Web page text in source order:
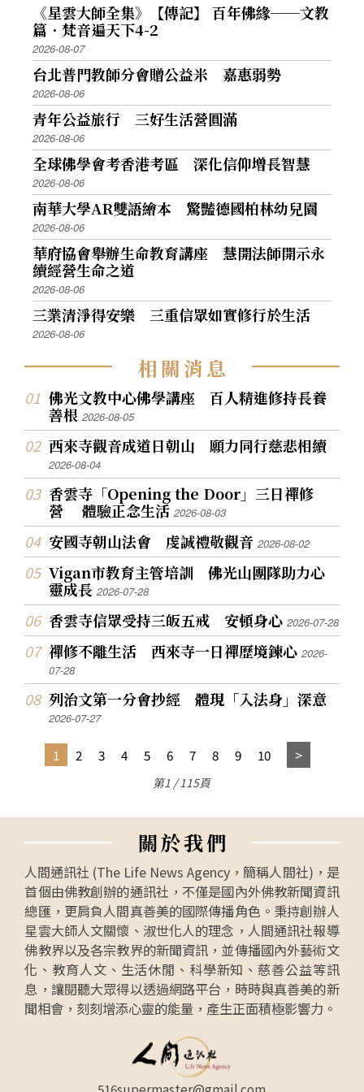
《星雲大師全集》【傳記】 百年佛緣──文教
篇．梵音遍天下4-2
2026-08-07
台北普門教師分會贈公益米 嘉惠弱勢
2026-08-06
青年公益旅行 三好生活營圓滿
2026-08-06
全球佛學會考香港考區 深化信仰增長智慧
2026-08-06
南華大學AR雙語繪本 驚豔德國柏林幼兒園
2026-08-06
華府協會舉辦生命教育講座 慧開法師開示永
續經營生命之道
2026-08-06
三業清淨得安樂 三重信眾如實修行於生活
2026-08-06
相關消息
佛光文教中心佛學講座 百人精進修持長養
善根2026-08-05
西來寺觀音成道日朝山 願力同行慈悲相續
2026-08-04
香雲寺「Opening the Door」三日禪修
營 體驗正念生活2026-08-03
安國寺朝山法會 虔誠禮敬觀音2026-08-02
Vigan市教育主管培訓 佛光山團隊助力心
靈成長2026-07-28
香雲寺信眾受持三皈五戒 安頓身心2026-07-28
禪修不離生活 西來寺一日禪歷境鍊心2026-
07-28
列治文第一分會抄經 體現「入法身」深意
2026-07-27
1 2 3 4 5 6 7 8 9 10
第1 / 115頁
關於我們
人間通訊社 (The Life News Agency，簡稱人間社)，是
首個由佛教創辦的通訊社，不僅是國內外佛教新聞資訊
總匯，更肩負人間真善美的國際傳播角色。秉持創辦人
星雲大師人文關懷、淑世化人的理念，人間通訊社報導
佛教界以及各宗教界的新聞資訊，並傳播國內外藝術文
化、教育人文、生活休閒、科學新知、慈善公益等訊
息，讓閱聽大眾得以透過網路平台，時時與真善美的新
聞相會，刻刻增添心靈的能量，產生正面積極影響力。